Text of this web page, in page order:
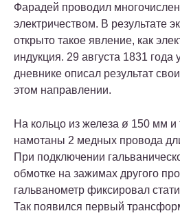
Фарадей проводил
электричеством. В результате
открыто такое явление, как
индукция. 29 августа 1831
дневнике описал результат
этом направлении.
На кольцо из железа ø 150 мм
намотаны 2 медных провода
При подключении
обмотке на зажимах другого
гальванометр фиксировал
Так появился первый